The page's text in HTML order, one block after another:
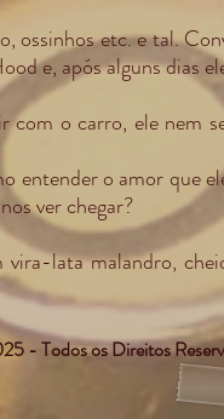
ossinhos etc. e tal.
e, após alguns dias
com o carro, ele nem
entender o amor que
ver chegar?
lata malandro,
- Todos os Direitos